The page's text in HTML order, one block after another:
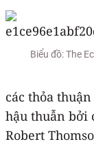
Biểu đồ: The
các thỏa
hậu thuẫn bởi
Robert